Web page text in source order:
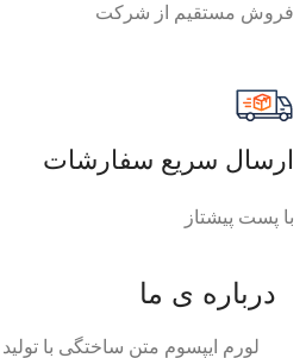
فروش مستقیم از شرکت
ارسال سریع سفارشات
با پست پیشتاز
درباره ی ما
لورم ایپسوم متن ساختگی با